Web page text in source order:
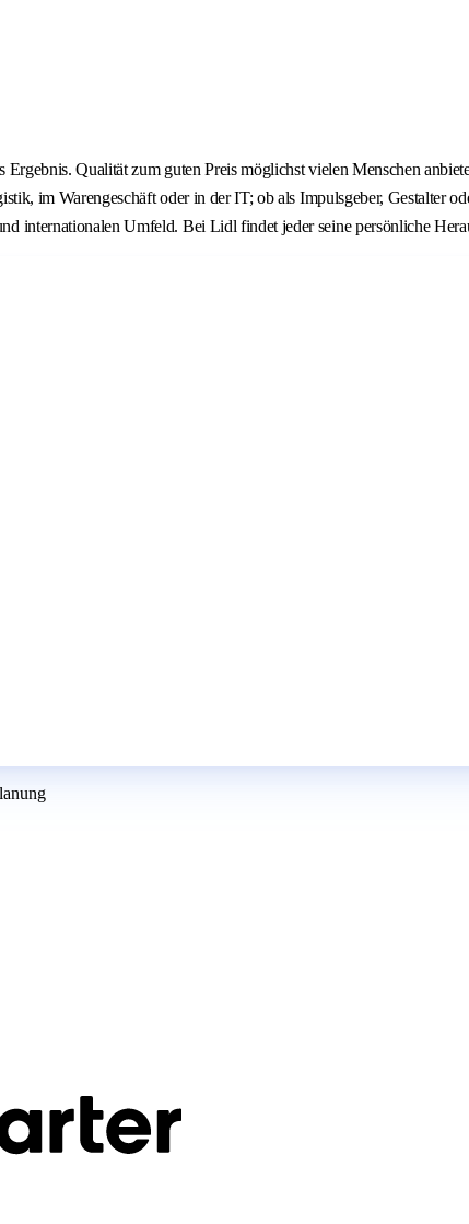
Qualität zum guten Preis möglichst vielen Menschen
im Warengeschäft oder in der IT; ob als Impulsgeber, Gestalter
internationalen Umfeld. Bei Lidl findet jeder seine persönliche